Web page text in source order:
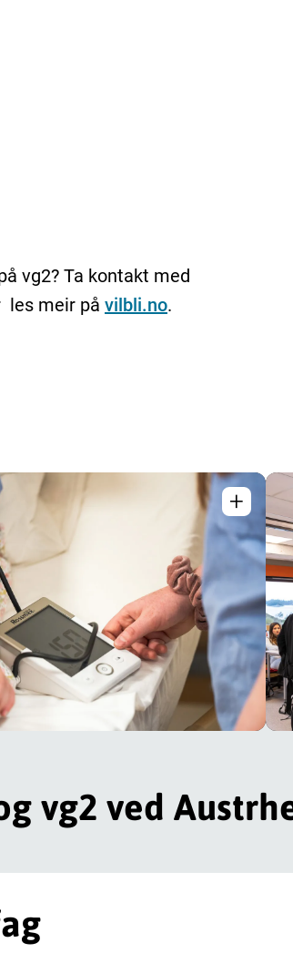
vg2? Ta kontakt med
les meir på vilbli.no.
+
vg2 ved